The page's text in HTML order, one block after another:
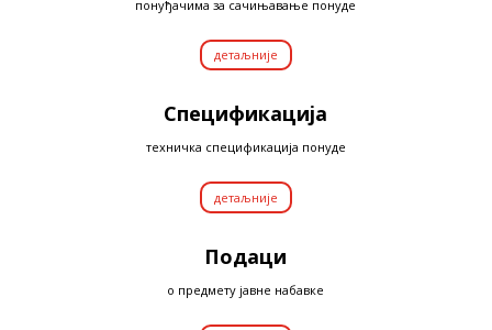
понуђачима за сачињавање понуде
детаљније
Спецификација
техничка спецификација понуде
детаљније
Подаци
о предмету јавне набавке